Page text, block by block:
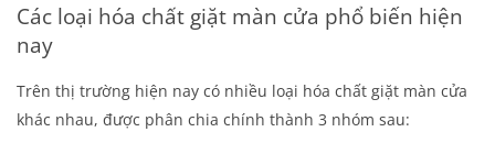
Các loại hóa chất giặt màn cửa phổ biến hiện
nay
Trên thị trường hiện nay có nhiều loại hóa chất giặt màn cửa
khác nhau, được phân chia chính thành 3 nhóm sau: